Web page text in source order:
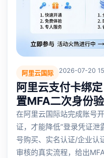
阿里云国际 2026-07-20
阿里云支付卡绑
置MFA二次身份
在阿里云国际站完成账号
证，才能降低“登录凭证泄
号购买、实名认证/企业认
审核的真实流程，给出